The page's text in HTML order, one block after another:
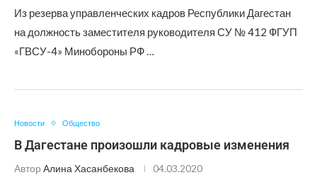
Из резерва управленческих кадров Республики Дагестан
на должность заместителя руководителя СУ № 412 ФГУП
«ГВСУ-4» Минобороны РФ …
Новости Общество
В Дагестане произошли кадровые изменения
Автор Алина Хасанбекова 04.03.2020